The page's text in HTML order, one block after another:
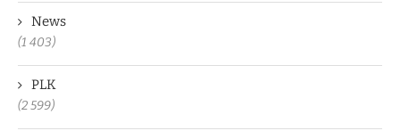
News
(1 403)
PLK
(2 599)